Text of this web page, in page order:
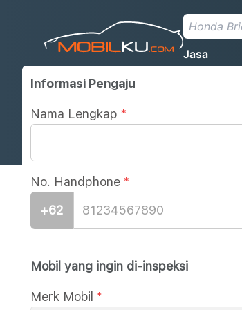
Jasa
Informasi Pengaju
Nama Lengkap *
No. Handphone *
+62
Mobil yang ingin di-inspeksi
Merk Mobil *